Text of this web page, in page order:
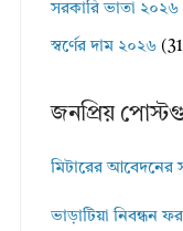
সরকারি ভাতা ২০২৬
স্বর্ণের দাম ২০২৬
জনপ্রিয়
মিটারের আবেদনের
ভাড়াটিয়া নিবন্ধন